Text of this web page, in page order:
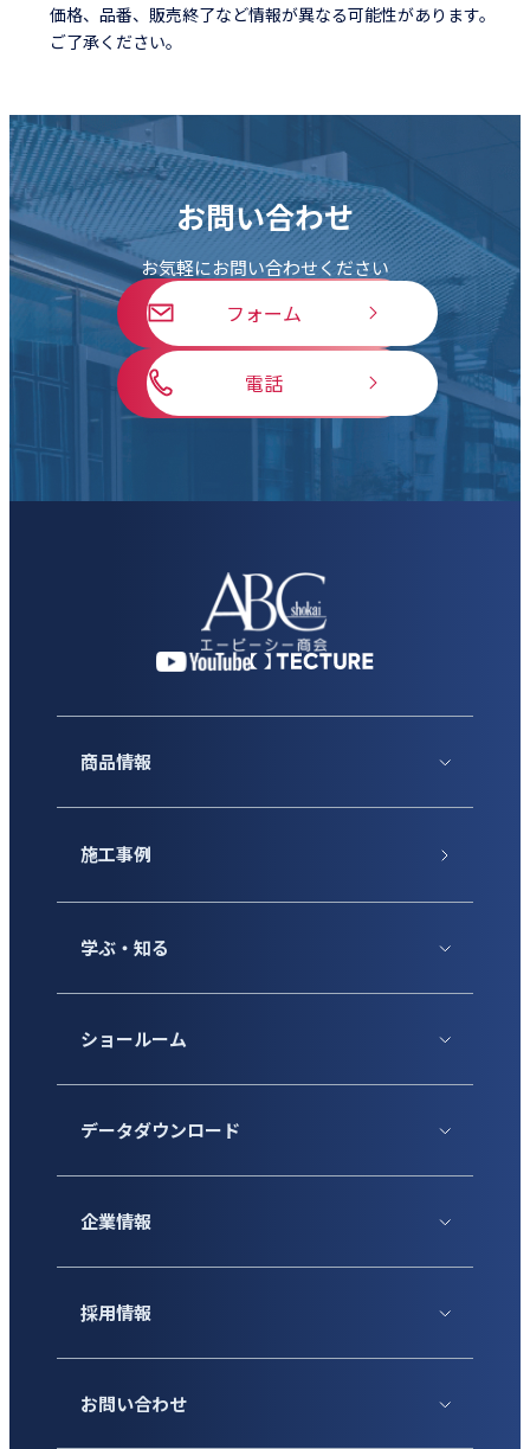
価格、品番、販売終了など情報が異なる可能性があります。
ご了承ください。
お問い合わせ
お気軽にお問い合わせください
フォーム
電話
商品情報
施工事例
学ぶ・知る
ショールーム
データダウンロード
企業情報
採用情報
お問い合わせ